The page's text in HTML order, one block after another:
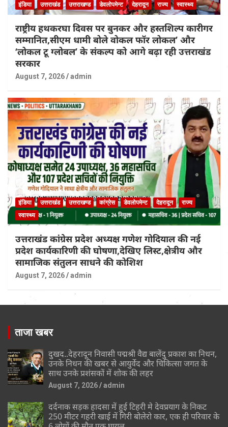
इंडिया उत्तराखंड उत्तराखण्ड डेवलोपमेन्ट देहरादून राज्य स्वास्थ्य
राष्ट्रीय हथकरघा दिवस पर बुनकर और हस्तशिल्प कारीगर
सम्मानित,सीएम धामी बोले वोकल फॉर लोकल’ और
‘लोकल टू ग्लोबल’ के संकल्प को आगे बढ़ा रही उत्तराखंड
सरकार
August 7, 2026 admin
इंडिया उत्तराखंड उत्तराखण्ड कांग्रेस डेवलोपमेन्ट देहरादून
राज्य
स्वास्थ्य
उत्तराखंड कांग्रेस प्रदेश अध्यक्ष गणेश गोदियाल की नई
प्रदेश कार्यकारिणी की घोषणा,देखिए लिस्ट,क्षेत्रीय और
सामाजिक संतुलन साधने की कोशिश
August 7, 2026 admin
ताजा खबर
दुखद..देहरादून निवासी पद्मश्री वैद्य बालेंदु प्रकाश का निधन,
उनके निधन की खबर से आयुर्वेद और चिकित्सा जगत के
साथ उनके प्रशंसकों में शोक की लहर
August 7, 2026 admin
दर्दनाक सड़क हादसा में हुई टिहरी मे देवप्रयाग के निकट
250 मीटर गहरी खाई में गिरी बोलेरो कार, एक ही परिवार के